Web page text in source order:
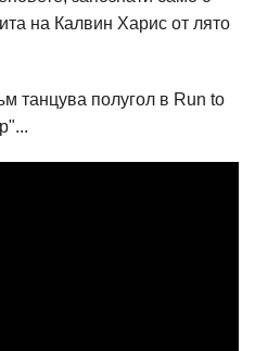
на Калвин Харис от лято
танцува полугол в Run to